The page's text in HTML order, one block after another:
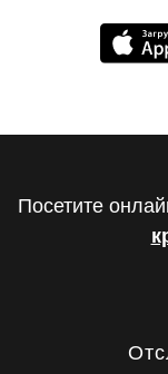
Посетите